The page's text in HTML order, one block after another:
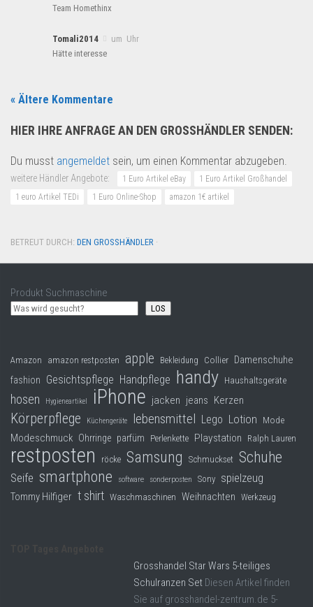
Team Homethinx
Tomali2014
um Uhr
Hätte interesse
« Ältere Kommentare
HIER IHRE ANFRAGE AN DEN GROSSHÄNDLER SENDEN:
Du musst angemeldet sein, um einen Kommentar abzugeben.
weitere Händler Angebote: 1 Euro Artikel eBay
1 Euro Artikel Großhandel
1 euro Artikel TEDi
1 Euro Online-Shop amazon 1€ artikel
BETREUT DURCH: DEN GROSSHÄNDLER ·
Produkt Suchmaschine
LOS
Amazon amazon restposten apple Bekleidung Collier Damenschuhe
fashion Gesichtspflege Handpflege handy Haushaltsgeräte
hosen Hygieneartikel iPhone jacken jeans Kerzen
Körperpflege Küchengeräte lebensmittel Lego Lotion Mode
Modeschmuck Ohrringe parfüm Perlenkette Playstation Ralph Lauren
restposten röcke Samsung Schmuckset Schuhe
Seife smartphone software sonderposten Sony spielzeug
Tommy Hilfiger t shirt Waschmaschinen Weihnachten Werkzeug
Grosshandel Star Wars 5-teiliges
Schulranzen Set Diesen Artikel finden
Sie auf grosshandel-zentrum.de 5-